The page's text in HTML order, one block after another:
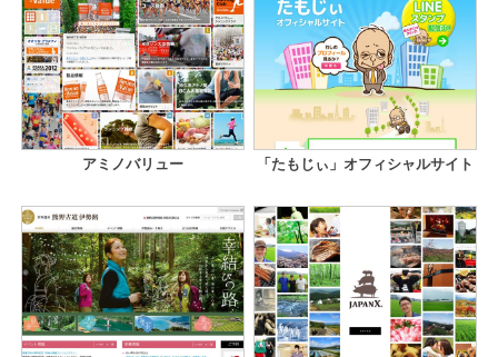
アミノバリュー 「たもじぃ」オフィシャルサイト